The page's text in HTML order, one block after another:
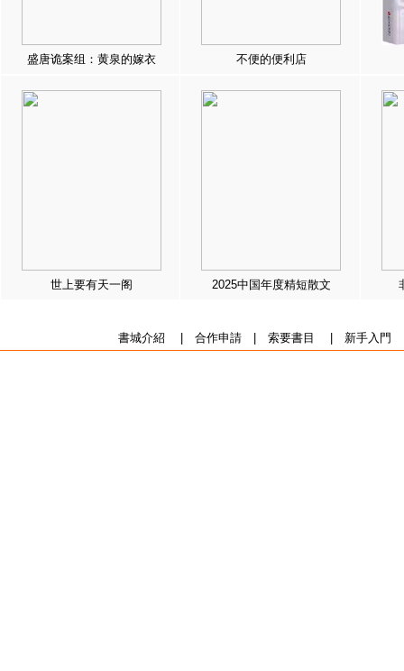
盛唐诡案组：黄泉的嫁衣 不便的便利店
世上要有天一阁 2025中国年度精短散文
書城介紹 合作申請| 索要書目 新手入門